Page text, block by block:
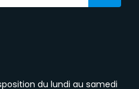
du lundi au samedi